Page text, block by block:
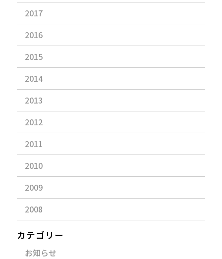
2017
2016
2015
2014
2013
2012
2011
2010
2009
2008
カテゴリー
お知らせ